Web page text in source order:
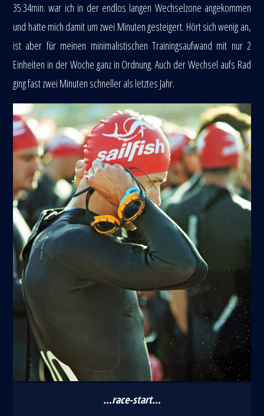
35:34min. war ich in der endlos langen Wechselzone angekommen
und hatte mich damit um zwei Minuten gesteigert. Hört sich wenig an,
ist aber für meinen minimalistischen Trainingsaufwand mit nur 2
Einheiten in der Woche ganz in Ordnung. Auch der Wechsel aufs Rad
ging fast zwei Minuten schneller als letztes Jahr.
…race-start…